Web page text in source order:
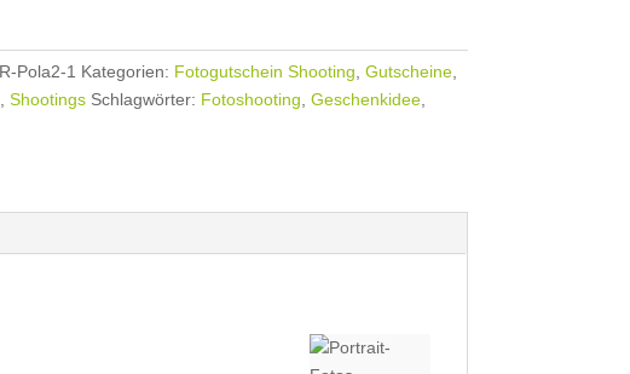
Pola2-1 Kategorien: Fotogutschein Shooting Gutscheine,
Shootings Schlagwörter: Fotoshooting Geschenkidee,